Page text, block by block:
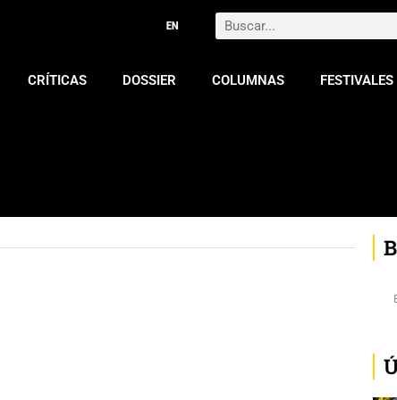
Search
CRÍTICAS DOSSIER COLUMNAS FESTIVALES